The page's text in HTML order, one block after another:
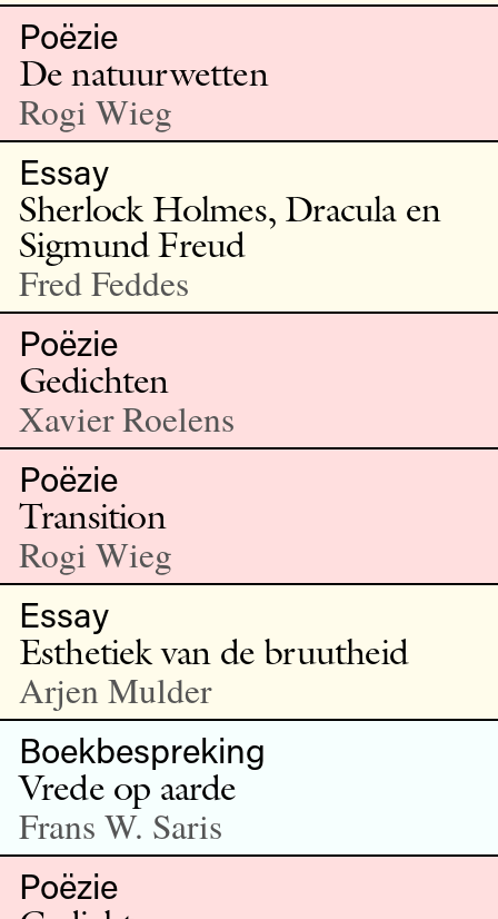
Poëzie
De natuurwetten
Rogi Wieg
Essay
Sherlock Holmes, Dracula en
Sigmund Freud
Fred Feddes
Poëzie
Gedichten
Xavier Roelens
Poëzie
Transition
Rogi Wieg
Essay
Esthetiek van de bruutheid
Arjen Mulder
Boekbespreking
Vrede op aarde
Frans W. Saris
Poëzie